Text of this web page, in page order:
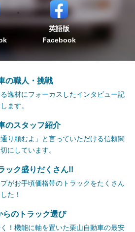
英語版
Facebook
の職人・挑戦
逸材にフォーカスしたインタビュー記
ます。
のスタッフ紹介
通り頼むよ」と言っていただける信頼関
にしています。
ック盛りだくさん!!
がお手頃価格帯のトラックをたくさん
た！
らのトラック選び
！機能に軸を置いた栗山自動車の最安